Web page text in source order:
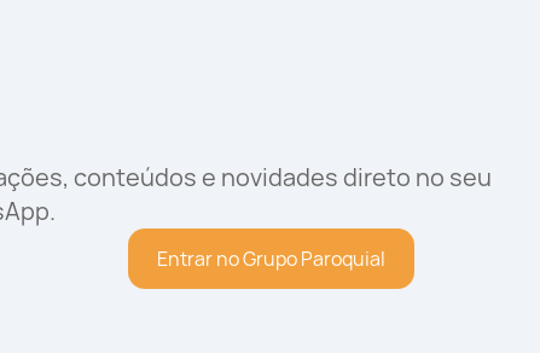
conteúdos e novidades direto no seu
Entrar no Grupo Paroquial